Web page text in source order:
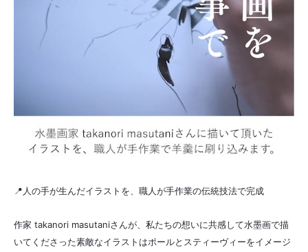
📍人の手が生んだイラストを、職人が手作業の伝統技法で完成
作家 takanori masutaniさんが、私たちの想いに共感して水墨画で描
いてくださった素敵なイラストはポールとスティーヴィーをイメージ